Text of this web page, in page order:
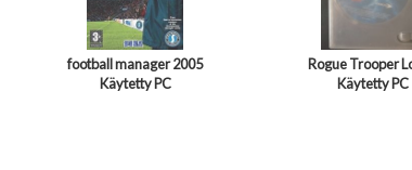
football manager 2005
Käytetty PC
Rogue Trooper
Käytetty PC